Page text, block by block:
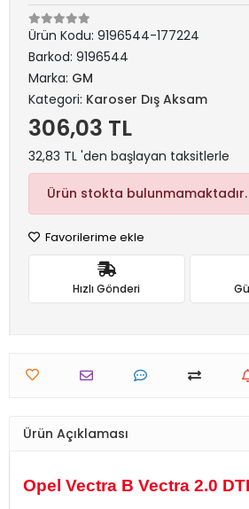
Ürün Kodu: 9196544-177224
Barkod: 9196544
Marka: GM
Kategori: Karoser Dış Aksam
306,03 TL
32,83 TL 'den başlayan taksitlerle
Ürün stokta bulunmamaktadır.
Favorilerime ekle
Hızlı Gönderi
Ürün Açıklaması
Opel Vectra B Vectra 2.0 DTI